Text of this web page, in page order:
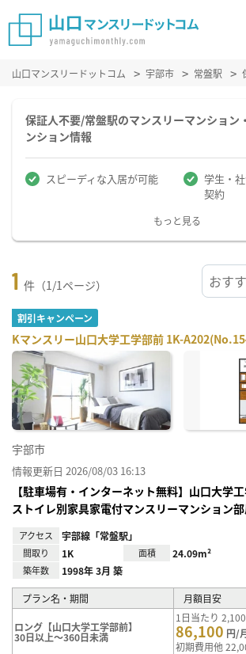
山口マンスリードットコム 宇部市 常盤駅
保証人不要/常盤駅のマンスリーマンション
ンション情報
スピーディな入居が可能
学生・
契約
もっと見る
1 件（1/1ページ）
割引キャンペーン
Kマンスリー山口大学工学部前 1K-
宇部市
情報更新日 2026/08/03 16:13
【駐車場有・インターネット無料】山口大学
ストイレ別家具家電付マンスリーマンション部
アクセス 宇部線「常盤駅」
間取り 1K 面積 24.09m²
築年数 1998年 3月 築
プラン名・期間 月額目安
ロング【山口大学工学部前】
30日以上～360日未満
1日当たり
86,100 円/
初期費用他